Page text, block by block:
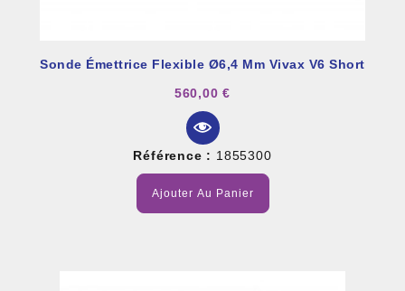
Sonde Émettrice Flexible Ø6,4 Mm Vivax V6 Short
560,00 €
Référence : 1855300
Ajouter Au Panier